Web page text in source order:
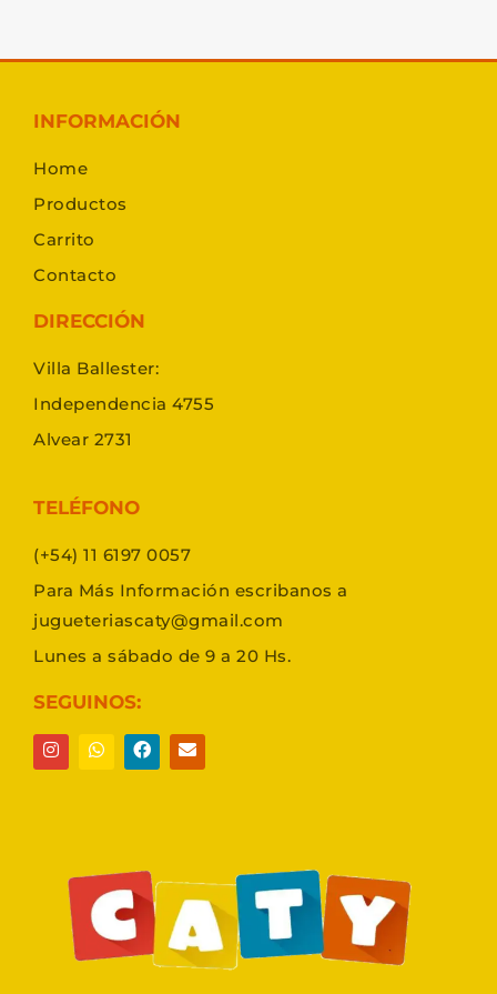
INFORMACIÓN
Home
Productos
Carrito
Contacto
DIRECCIÓN
Villa Ballester:
Independencia 4755
Alvear 2731
TELÉFONO
(+54) 11 6197 0057
Para Más Información escribanos a
jugueteriascaty@gmail.com
Lunes a sábado de 9 a 20 Hs.
SEGUINOS: